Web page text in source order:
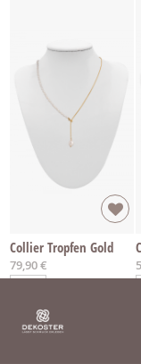
Collier Tropfen Gold
79,90 €